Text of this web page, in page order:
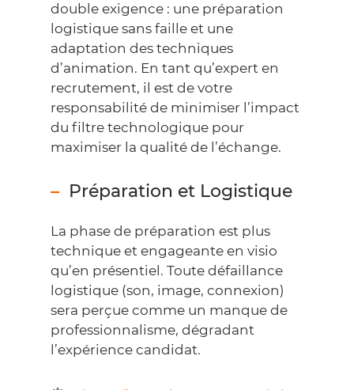
double exigence : une préparation
logistique sans faille et une
adaptation des techniques
d’animation. En tant qu’expert en
recrutement, il est de votre
responsabilité de minimiser l’impact
du filtre technologique pour
maximiser la qualité de l’échange.
Préparation et Logistique
La phase de préparation est plus
technique et engageante en visio
qu’en présentiel. Toute défaillance
logistique (son, image, connexion)
sera perçue comme un manque de
professionnalisme, dégradant
l’expérience candidat.